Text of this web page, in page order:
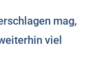
mag,
viel